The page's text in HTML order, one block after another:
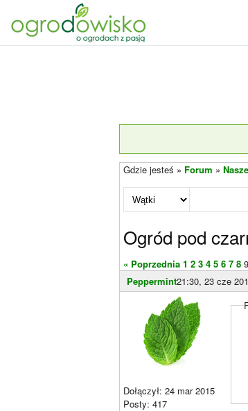
Gdzie jesteś » Forum »
Ogród pod
« Poprzednia 1 2 3 4 5 6 7 8 9
Peppermint21:30, 23 cze
Dołączył: 24 mar 2015
Posty: 417